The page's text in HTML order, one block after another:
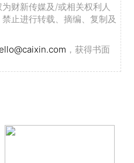
财新传媒及/或相关权利人
止进行转载、摘编、复制及
，获得书面